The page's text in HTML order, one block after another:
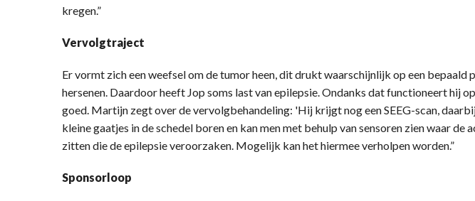
kregen.”
Vervolgtraject
Er vormt zich een weefsel om de tumor heen, dit drukt waarschijnlijk op een bepaald
hersenen. Daardoor heeft Jop soms last van epilepsie. Ondanks dat functioneert hij
goed. Martijn zegt over de vervolgbehandeling: 'Hij krijgt nog een SEEG-scan,
kleine gaatjes in de schedel boren en kan men met behulp van sensoren zien waar de
zitten die de epilepsie veroorzaken. Mogelijk kan het hiermee verholpen worden.”
Sponsorloop